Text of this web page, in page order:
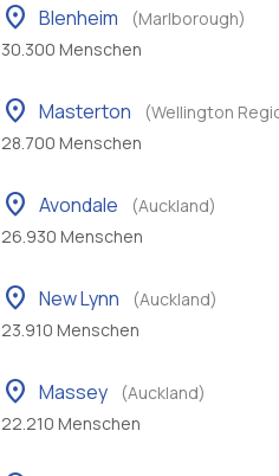
location_on Blenheim
(Marlborough)
30.300 Menschen
location_on Masterton
(Wellington
28.700 Menschen
location_on Avondale
(Auckland)
26.930 Menschen
location_on New Lynn
(Auckland)
23.910 Menschen
location_on Massey
(Auckland)
22.210 Menschen